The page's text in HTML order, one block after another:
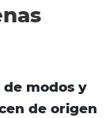
modos y
de origen